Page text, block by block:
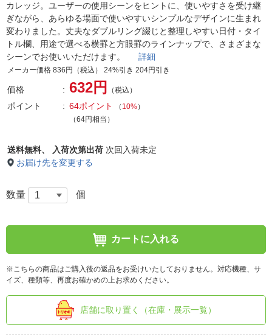
カレッジ。ユーザーの使用シーンをヒントに、使いやすさを受け継
ぎながら、あらゆる場面で使いやすいシンプルなデザインに生まれ
変わりました。丈夫なダブルリング綴じと整理しやすい日付・タイ
トル欄、用途で選べる横罫と方眼罫のラインナップで、さまざまな
シーンでお使いいただけます。 詳細
メーカー価格 836円（税込） 24%引き 204円引き
価格 632円 （税込）
ポイント 64ポイント （ 10%）
（64円相当）
送料無料、 入荷次第出荷 次回入荷未定
お届け先を変更する
数量 個
カートに入れる
※こちらの商品はご購入後の返品をお受けいたしておりません。対応機種、サ
イズ、種類等、再度お確かめの上お求めください。
店舗に取り置く（在庫・展示一覧）